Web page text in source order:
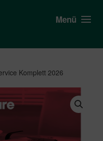
Menü
Komplett 2026